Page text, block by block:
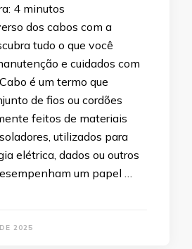
4 minutos
dos cabos com a
tudo o que você
e cuidados com
é um termo que
de fios ou cordões
feitos de materiais
utilizados para
elétrica, dados ou outros
um papel …
2025